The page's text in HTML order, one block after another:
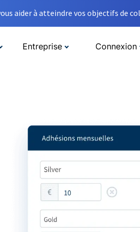
aider à atteindre vos objectifs de
Entreprise Connexion